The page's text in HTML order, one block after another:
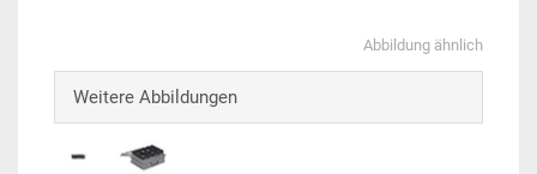
Abbildung ähnlich
Weitere Abbildungen